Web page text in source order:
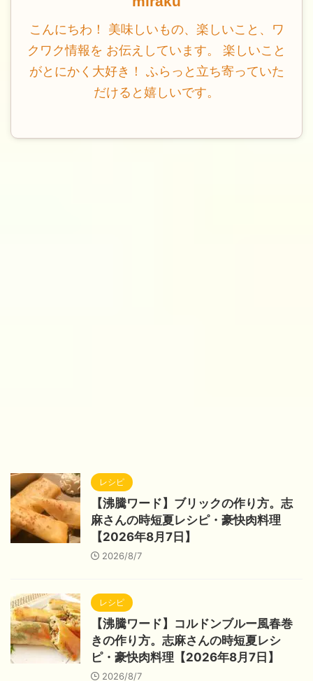
こんにちわ！ 美味しいもの、楽しいこと、ワ
クワク情報を お伝えしています。 楽しいこと
がとにかく大好き！ ふらっと立ち寄っていた
だけると嬉しいです。
レシピ
【沸騰ワード】ブリックの作り方。志
麻さんの時短夏レシピ・豪快肉料理
【2026年8月7日】
2026/8/7
レシピ
【沸騰ワード】コルドンブルー風春巻
きの作り方。志麻さんの時短夏レシ
ピ・豪快肉料理【2026年8月7日】
2026/8/7